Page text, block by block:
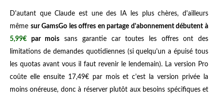
D'autant que Claude est une des IA les plus chères, d'ailleurs
même sur GamsGo les offres en partage d'abonnement débutent à
5,99€ par mois sans garantie car toutes les offres ont des
limitations de demandes quotidiennes (si quelqu'un a épuisé tous
les quotas avant vous il faut revenir le lendemain). La version Pro
coûte elle ensuite 17,49€ par mois et c'est la version privée la
moins onéreuse, donc à réserver plutôt aux besoins spécifiques et